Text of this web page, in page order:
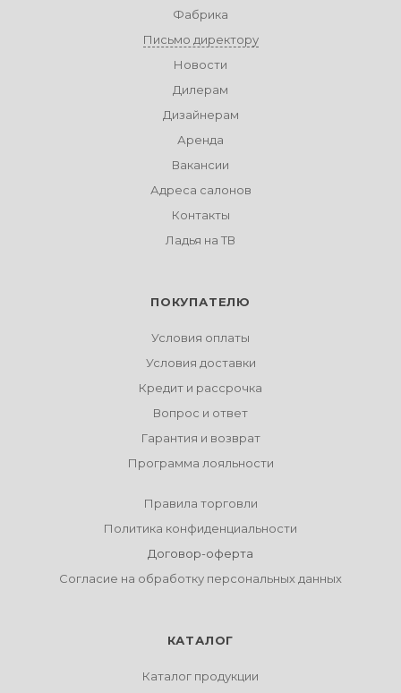
Фабрика
Письмо директору
Новости
Дилерам
Дизайнерам
Аренда
Вакансии
Адреса салонов
Контакты
Ладья на ТВ
ПОКУПАТЕЛЮ
Условия оплаты
Условия доставки
Кредит и рассрочка
Вопрос и ответ
Гарантия и возврат
Программа лояльности
Правила торговли
Политика конфиденциальности
Договор-оферта
Согласие на обработку персональных данных
КАТАЛОГ
Каталог продукции